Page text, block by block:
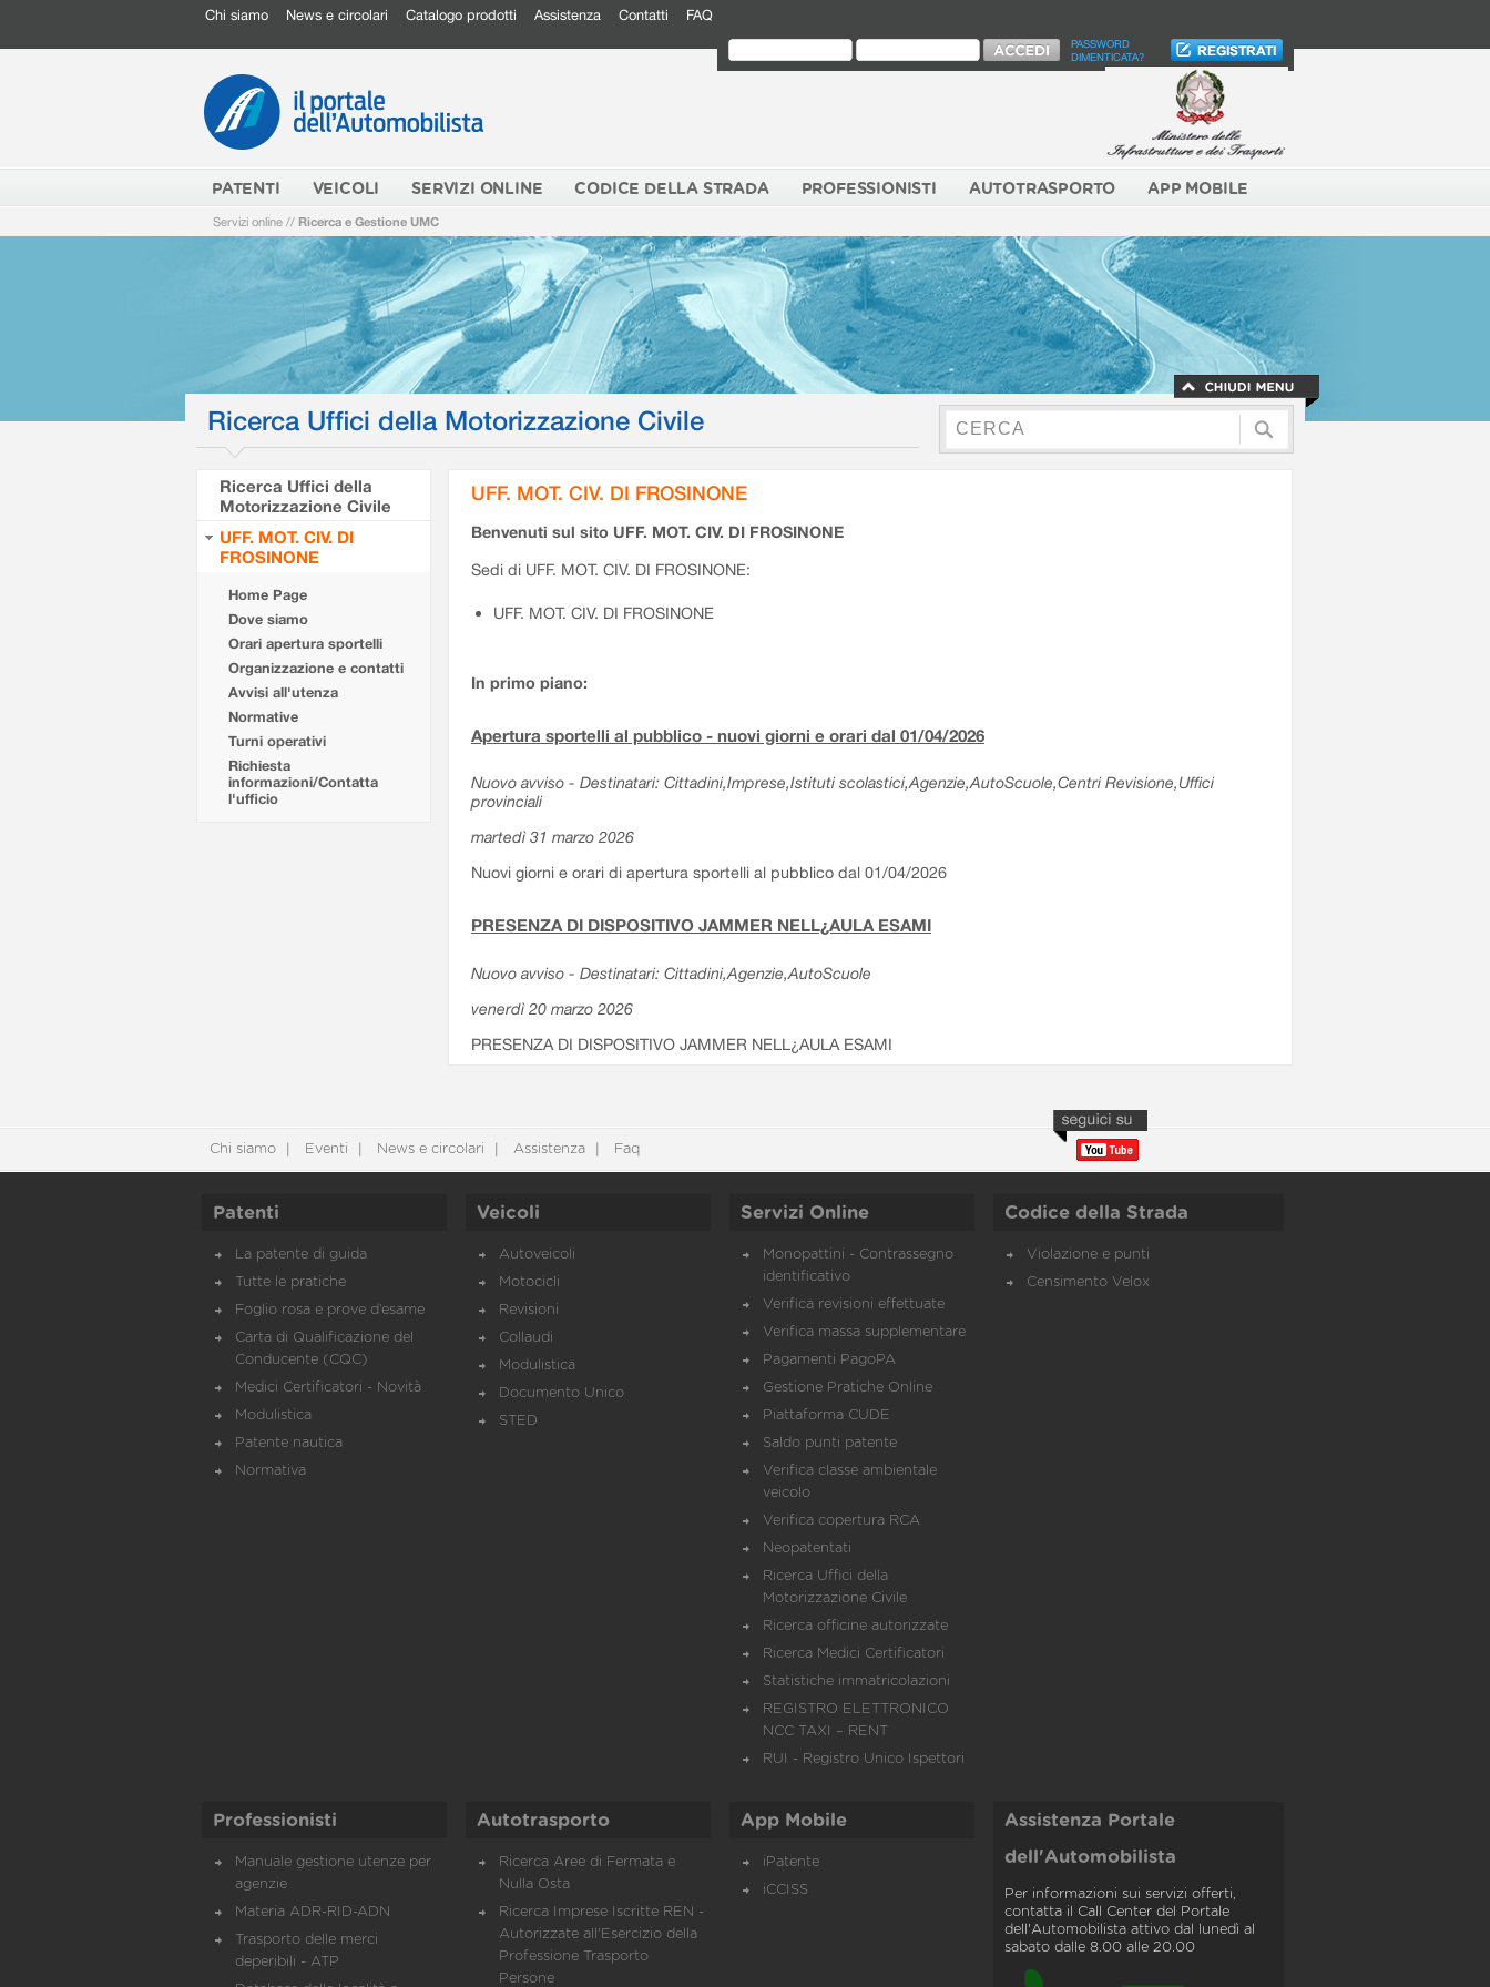
Chi siamo News e circolari Catalogo prodotti Assistenza Contatti FAQ
PASSWORD
DIMENTICATA?
PATENTI VEICOLI SERVIZI ONLINE CODICE DELLA STRADA PROFESSIONISTI AUTOTRASPORTO APP MOBILE
Servizi online // Ricerca e Gestione UMC
Ricerca Uffici della Motorizzazione Civile
Ricerca Uffici della
Motorizzazione Civile
UFF. MOT. CIV. DI
FROSINONE
Home Page
Dove siamo
Orari apertura sportelli
Organizzazione e contatti
Avvisi all'utenza
Normative
Turni operativi
Richiesta
informazioni/Contatta
l'ufficio
UFF. MOT. CIV. DI FROSINONE
Benvenuti sul sito UFF. MOT. CIV. DI FROSINONE
Sedi di UFF. MOT. CIV. DI FROSINONE:
UFF. MOT. CIV. DI FROSINONE
In primo piano:
Apertura sportelli al pubblico - nuovi giorni e orari dal 01/04/2026
Nuovo avviso - Destinatari: Cittadini,Imprese,Istituti scolastici,Agenzie,AutoScuole,Centri Revisione,Uffici
provinciali
martedì 31 marzo 2026
Nuovi giorni e orari di apertura sportelli al pubblico dal 01/04/2026
PRESENZA DI DISPOSITIVO JAMMER NELL¿AULA ESAMI
Nuovo avviso - Destinatari: Cittadini,Agenzie,AutoScuole
venerdì 20 marzo 2026
PRESENZA DI DISPOSITIVO JAMMER NELL¿AULA ESAMI
Chi siamo Eventi News e circolari Assistenza Faq
Patenti
La patente di guida
Tutte le pratiche
Foglio rosa e prove d’esame
Carta di Qualificazione del
Conducente (CQC)
Medici Certificatori - Novità
Modulistica
Patente nautica
Normativa
Veicoli
Autoveicoli
Motocicli
Revisioni
Collaudi
Modulistica
Documento Unico
STED
Servizi Online
Monopattini - Contrassegno
identificativo
Verifica revisioni effettuate
Verifica massa supplementare
Pagamenti PagoPA
Gestione Pratiche Online
Piattaforma CUDE
Saldo punti patente
Verifica classe ambientale
veicolo
Verifica copertura RCA
Neopatentati
Ricerca Uffici della
Motorizzazione Civile
Ricerca officine autorizzate
Ricerca Medici Certificatori
Statistiche immatricolazioni
REGISTRO ELETTRONICO
NCC TAXI – RENT
RUI - Registro Unico Ispettori
Codice della Strada
Violazione e punti
Censimento Velox
Professionisti
Manuale gestione utenze per
agenzie
Materia ADR-RID-ADN
Trasporto delle merci
deperibili - ATP
Autotrasporto
Ricerca Aree di Fermata e
Nulla Osta
Ricerca Imprese Iscritte REN -
Autorizzate all'Esercizio della
Professione Trasporto
Persone
App Mobile
iPatente
iCCISS
Assistenza Portale
dell'Automobilista
Per informazioni sui servizi offerti,
contatta il Call Center del Portale
dell'Automobilista attivo dal lunedì al
sabato dalle 8.00 alle 20.00